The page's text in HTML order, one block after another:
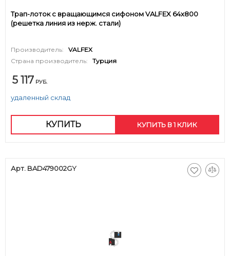
Трап-лоток с вращающимся сифоном VALFEX 64х800
(решетка линия из нерж. стали)
Производитель:
VALFEX
Страна производитель:
Турция
5 117 РУБ.
удаленный склад
КУПИТЬ КУПИТЬ В 1 КЛИК
Арт. BAD479002GY